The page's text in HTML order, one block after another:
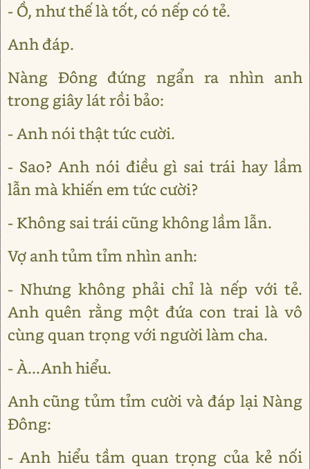
- Ồ, như thế là tốt, có nếp có tẻ.
Anh đáp.
Nàng Đông đứng ngẩn ra nhìn anh
trong giây lát rồi bảo:
- Anh nói thật tức cười.
- Sao? Anh nói điều gì sai trái hay lầm
lẫn mà khiến em tức cười?
- Không sai trái cũng không lầm lẫn.
Vợ anh tủm tỉm nhìn anh:
- Nhưng không phải chỉ là nếp với tẻ.
Anh quên rằng một đứa con trai là vô
cùng quan trọng với người làm cha.
- À...Anh hiểu.
Anh cũng tủm tỉm cười và đáp lại Nàng
Đông:
- Anh hiểu tầm quan trọng của kẻ nối